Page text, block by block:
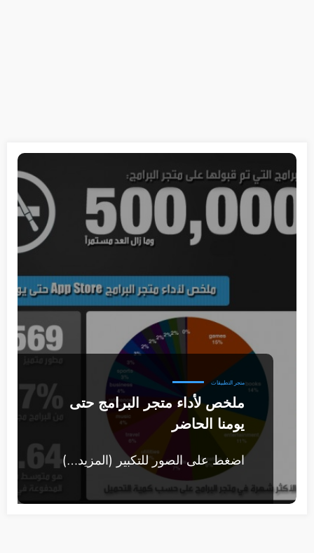
متجر التطبيقات
ملخص لأداء متجر البرامج حتى
يومنا الحاضر
اضغط على الصور للتكبير (المزيد…)